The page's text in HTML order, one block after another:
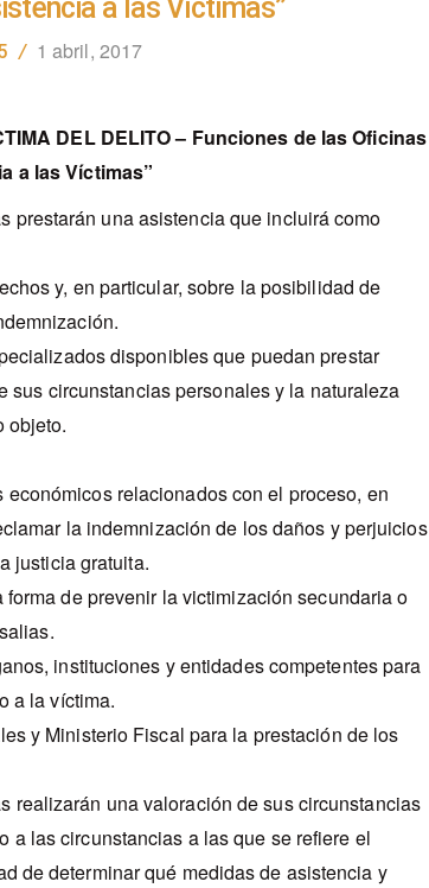
a las Víctimas”
/ 1 abril, 2017
DEL DELITO – Funciones de las Oficinas
a las Víctimas”
prestarán una asistencia que incluirá como
y, en particular, sobre la posibilidad de
disponibles que puedan prestar
sus circunstancias personales y la naturaleza
objeto.
relacionados con el proceso, en
la indemnización de los daños y perjuicios
justicia gratuita.
de prevenir la victimización secundaria o
instituciones y entidades competentes para
a la víctima.
y Ministerio Fiscal para la prestación de los
realizarán una valoración de sus circunstancias
a las circunstancias a las que se refiere el
de determinar qué medidas de asistencia y